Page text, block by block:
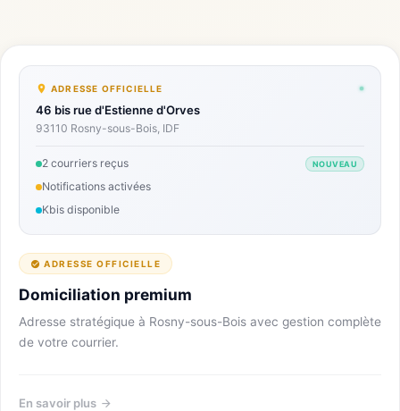
ADRESSE OFFICIELLE
46 bis rue d'Estienne d'Orves
93110 Rosny-sous-Bois, IDF
2 courriers reçus NOUVEAU
Notifications activées
Kbis disponible
ADRESSE OFFICIELLE
Domiciliation premium
Adresse stratégique à Rosny-sous-Bois avec gestion complète
de votre courrier.
En savoir plus